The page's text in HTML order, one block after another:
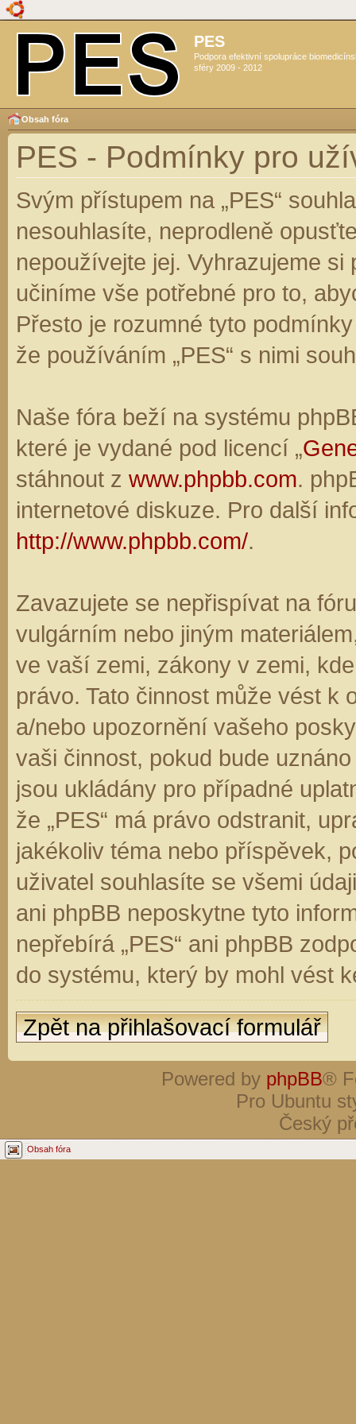
PES
Podpora efektivní spolupráce
sféry 2009 - 2012
Obsah fóra
PES - Podmínky pro
Svým přístupem na „PES“
nesouhlasíte, neprodleně
nepoužívejte jej. Vyhrazujeme
učiníme vše potřebné pro to,
Přesto je rozumné tyto
že používáním „PES“ s nimi
Naše fóra beží na systému
které je vydané pod licencí „
stáhnout z www.phpbb.com.
internetové diskuze. Pro další
http://www.phpbb.com/.
Zavazujete se nepřispívat na
vulgárním nebo jiným
ve vaší zemi, zákony v zemi,
právo. Tato činnost může vést k
a/nebo upozornění vašeho
vaši činnost, pokud bude
jsou ukládány pro případné
že „PES“ má právo odstranit,
jakékoliv téma nebo příspěvek,
uživatel souhlasíte se všemi
ani phpBB neposkytne tyto
nepřebírá „PES“ ani phpBB
do systému, který by mohl vést
Zpět na přihlašovací formulář
Powered by phpBB®
Pro Ubuntu
Český
Obsah fóra